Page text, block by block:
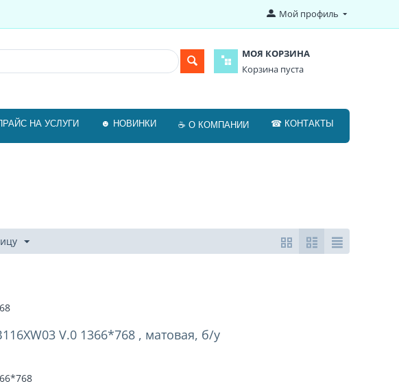
Мой профиль
МОЯ КОРЗИНА
Корзина пуста
НА УСЛУГИ ☻ НОВИНКИ ☕ О КОМПАНИИ ☎ КОНТАКТЫ
V.0 1366*768 , матовая, б/у